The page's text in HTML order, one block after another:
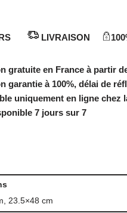
LIVRAISON
gratuite en France à partir
garantie à 100%, délai de
uniquement en ligne chez
7 jours sur 7
23.5×48 cm